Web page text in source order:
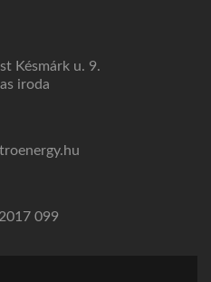
Késmárk u. 9.
iroda
099